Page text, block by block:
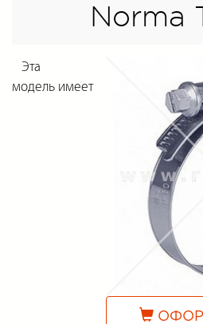
Norma
Эта
модель имеет